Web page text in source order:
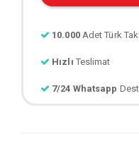
10.000 Adet Türk
Hızlı Teslimat
7/24 Whatsapp